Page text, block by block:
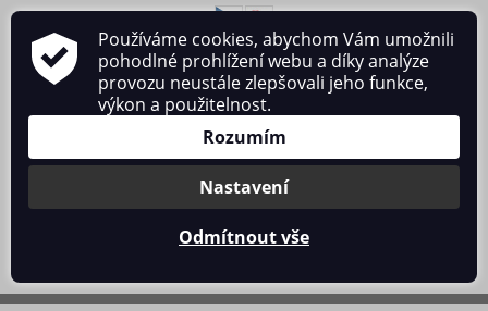
O nás Obchodní podmínky
Ochrana osobních údajů
Kontakt
Přihlásit se/Registrace
Používáme cookies, abychom Vám umožnili
pohodlné prohlížení webu a díky analýze
provozu neustále zlepšovali jeho funkce,
výkon a použitelnost.
Rozumím
Nastavení
Odmítnout vše